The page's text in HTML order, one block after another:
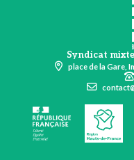
Syndicat mixte
place de la Gare,